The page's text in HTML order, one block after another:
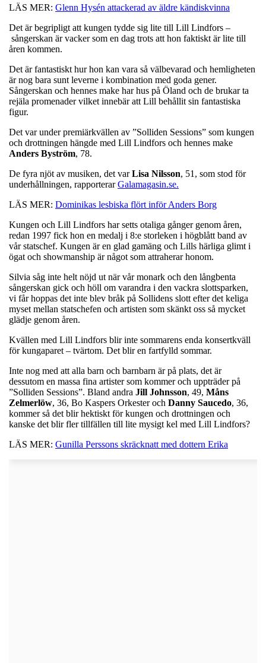
LÄS MER: Glenn Hysén attackerad av äldre kändiskvinna
Det är begripligt att kungen tydde sig lite till Lill Lindfors –
sångerskan är vacker som en dag trots att hon faktiskt är lite till
åren kommen.
Det är fantastiskt hur hon kan vara så välbevarad och hemligheten
är nog bara sunt leverne i kombination med goda gener.
Sångerskan och hennes make har hus på Öland och de brukar ta
rejäla promenader vilket innebär att Lill behållit sin fantastiska
figur.
Det var under premiärkvällen av ”Solliden Sessions” som kungen
och drottningen hängde med Lill Lindfors och hennes make
Anders Byström, 78.
De fyra njöt av musiken, det varLisa Nilsson, 51, som stod för
underhållningen, rapporterarGalamagasin.se.
LÄS MER: Dominikas lesbiska flört inför Anders Borg
Kungen och Lill Lindfors har setts otaliga gånger genom åren,
redan 1997 fick hon en medalj i 8:e storleken i högblått band av
vår statschef. Kungen är en glad gamäng och Lills härliga glimt i
ögat och showmanship är något som attraherar honom.
Silvia såg inte helt nöjd ut när vår monark och den långbenta
sångerskan gick och höll om varandra i den vackra slottsparken,
vi får hoppas det inte blev bråk på Sollidens slott efter det keliga
myset mellan statschefen och artisten som skänkt oss så mycket
glädje genom åren.
Kvällen med Lill Lindfors blir inte sommarens enda konsertkväll
för kungaparet – tvärtom. Det blir en fartfylld sommar.
Inte nog med att alla barn och barnbarn är på plats, det är
dessutom en massa fina artister som kommer och uppträder på
”Solliden Sessions”. Bland andra Jill Johnsson, 49, Måns
Zelmerlöw, 36, Bo Kaspers Orkester och Danny Saucedo, 36,
kommer så det blir hektiskt för kungen och drottningen och
kanske det blir fler tillfällen till lite mysigt kel med Lill Lindfors?
LÄS MER: Gunilla Perssons skräcknatt med dottern Erika